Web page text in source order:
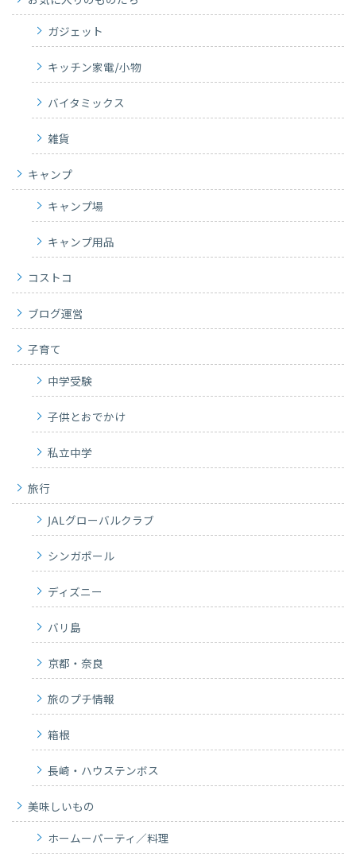
ガジェット
キッチン家電/小物
バイタミックス
雑貨
キャンプ
キャンプ場
キャンプ用品
コストコ
ブログ運営
子育て
中学受験
子供とおでかけ
私立中学
旅行
JALグローバルクラブ
シンガポール
ディズニー
バリ島
京都・奈良
旅のプチ情報
箱根
長崎・ハウステンボス
美味しいもの
ホームーパーティ／料理